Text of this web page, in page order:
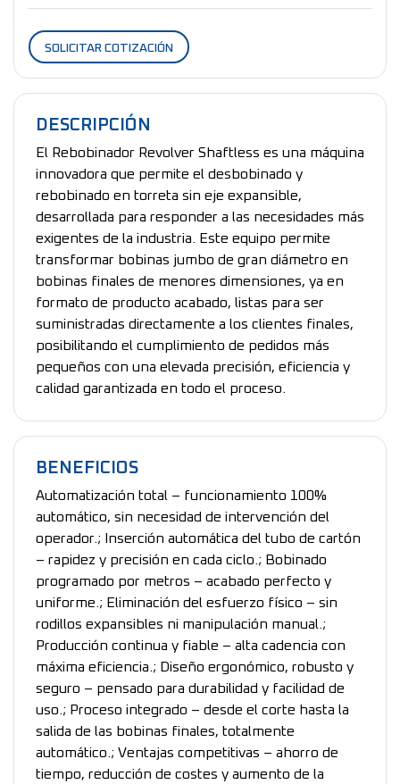
SOLICITAR COTIZACIÓN
DESCRIPCIÓN
El Rebobinador Revolver Shaftless es una máquina
innovadora que permite el desbobinado y
rebobinado en torreta sin eje expansible,
desarrollada para responder a las necesidades más
exigentes de la industria. Este equipo permite
transformar bobinas jumbo de gran diámetro en
bobinas finales de menores dimensiones, ya en
formato de producto acabado, listas para ser
suministradas directamente a los clientes finales,
posibilitando el cumplimiento de pedidos más
pequeños con una elevada precisión, eficiencia y
calidad garantizada en todo el proceso.
BENEFICIOS
Automatización total – funcionamiento 100%
automático, sin necesidad de intervención del
operador.; Inserción automática del tubo de cartón
– rapidez y precisión en cada ciclo.; Bobinado
programado por metros – acabado perfecto y
uniforme.; Eliminación del esfuerzo físico – sin
rodillos expansibles ni manipulación manual.;
Producción continua y fiable – alta cadencia con
máxima eficiencia.; Diseño ergonómico, robusto y
seguro – pensado para durabilidad y facilidad de
uso.; Proceso integrado – desde el corte hasta la
salida de las bobinas finales, totalmente
automático.; Ventajas competitivas – ahorro de
tiempo, reducción de costes y aumento de la